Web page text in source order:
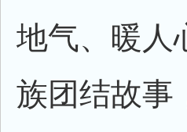
地气、暖人
族团结故事